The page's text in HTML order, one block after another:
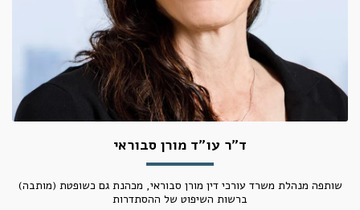
ד"ר עו"ד מורן סבוראי
שותפה מנהלת משרד עורכי דין מורן סבוראי, מכהנת גם כשופטת (מותבה)
ברשות השיפוט של ההסתדרות